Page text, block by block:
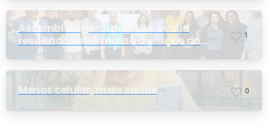
Assembleia geral do PASA avalia
resultados e formaliza a eleição da
nova conselheira
1
Menos celular, mais saúde 0